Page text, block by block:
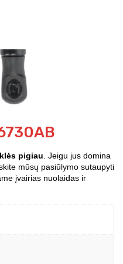
pigiau . Jeigu jus domina
mūsų pasiūlymo sutaupyti
įvairias nuolaidas ir